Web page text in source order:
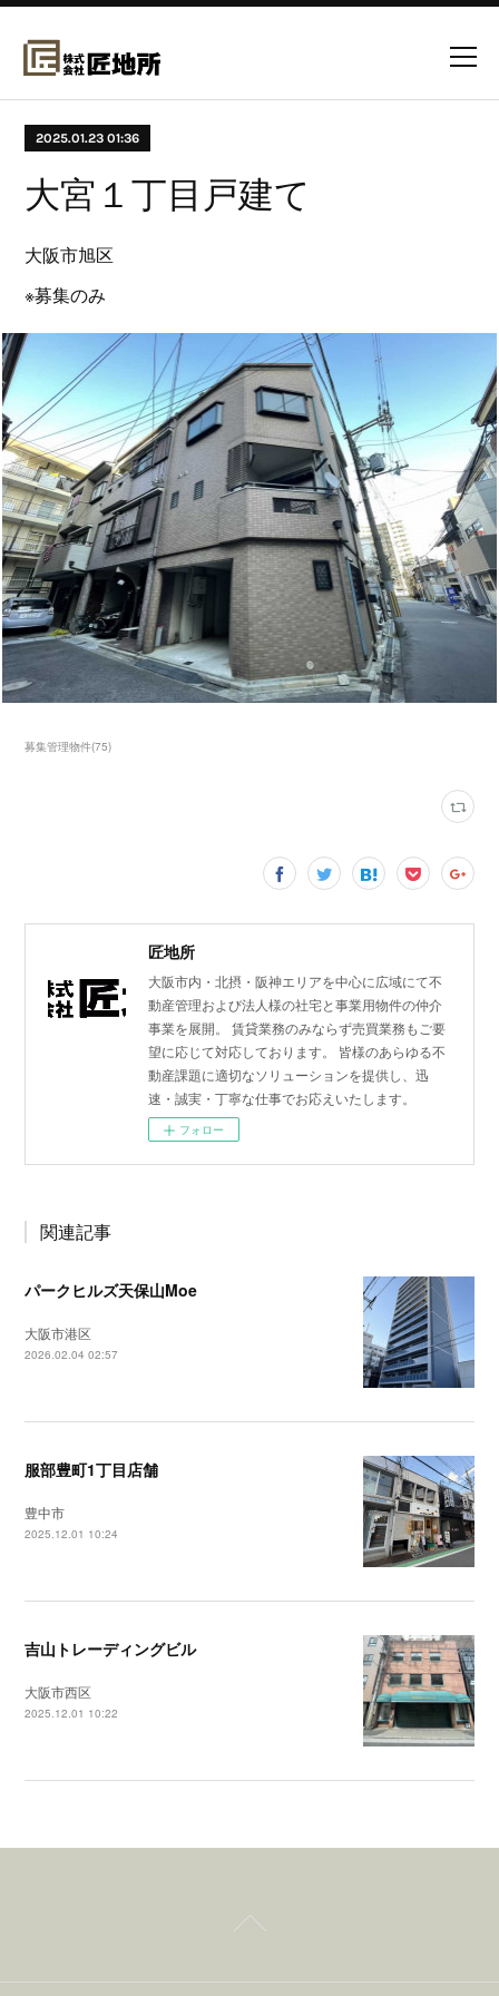
2025.01.23 01:36
大宮１丁目戸建て
大阪市旭区
※募集のみ
募集管理物件(75)
匠地所
大阪市内・北摂・阪神エリアを中心に広域にて不
動産管理および法人様の社宅と事業用物件の仲介
事業を展開。 賃貸業務のみならず売買業務もご要
望に応じて対応しております。 皆様のあらゆる不
動産課題に適切なソリューションを提供し、迅
速・誠実・丁寧な仕事でお応えいたします。
フォロー
関連記事
パークヒルズ天保山Moe
大阪市港区
2026.02.04 02:57
服部豊町1丁目店舗
豊中市
2025.12.01 10:24
吉山トレーディングビル
大阪市西区
2025.12.01 10:22